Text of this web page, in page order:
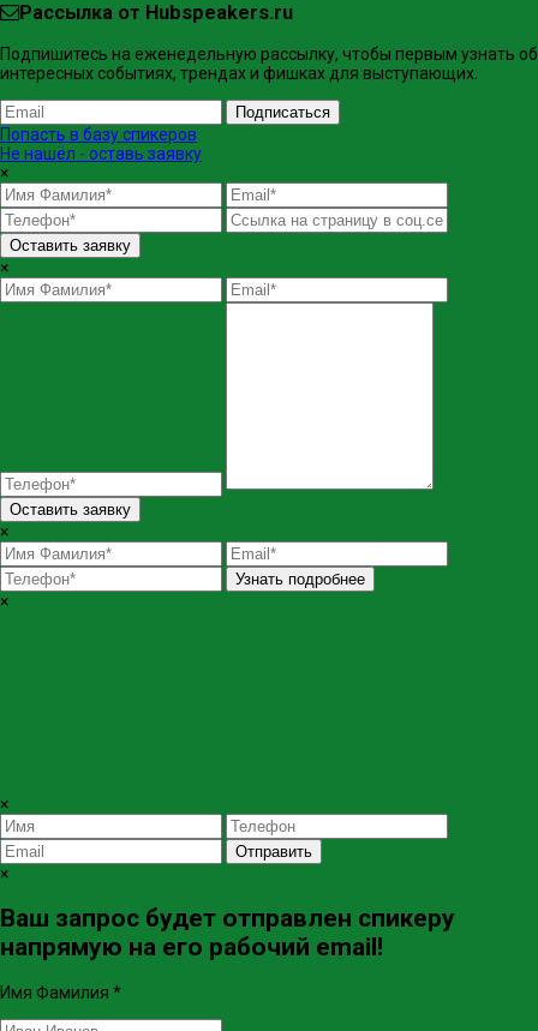
Рассылка от Hubspeakers.ru
Подпишитесь на еженедельную рассылку, чтобы первым узнать об
интересных событиях, трендах и фишках ​для выступающих.
Подписаться
Попасть в базу спикеров
Не нашёл - оставь заявку
×
Оставить заявку
×
Оставить заявку
×
Узнать подробнее
×
×
Отправить
×
Ваш запрос будет отправлен спикеру
напрямую на его рабочий email!
Имя Фамилия *